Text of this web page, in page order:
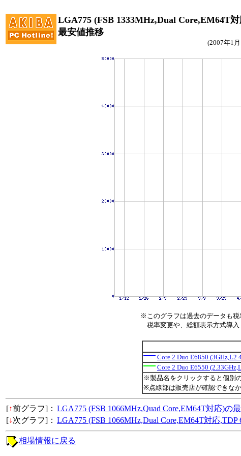
LGA775 (FSB 1333MHz,Dual Core,EM64T
最安値推移
(2007年1
※このグラフは過去のデータも税
税率変更や、総額表示方式導入
Core 2 Duo E6850 (3GHz,L2
Core 2 Duo E6550
※製品名をクリックすると個別
※点線部は販売店が確認できな
[↑前グラフ]： LGA775 (FSB 1066MHz,Quad Core,EM64T対応)の
[↓次グラフ]： LGA775 (FSB 1066MHz,Dual Core,EM64T対応
相場情報に戻る